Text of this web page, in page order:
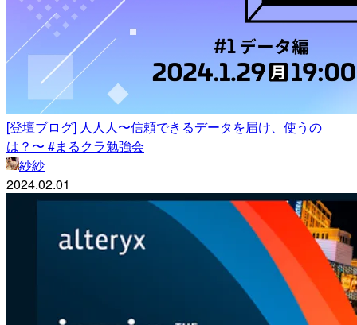
[登壇ブログ] 人人人〜信頼できるデータを届け、使うの
は？〜 #まるクラ勉強会
紗紗
2024.02.01